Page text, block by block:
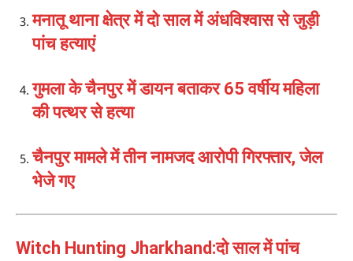
मनातू थाना क्षेत्र में दो साल में अंधविश्वास से जुड़ी
पांच हत्याएं
गुमला के चैनपुर में डायन बताकर 65 वर्षीय महिला
की पत्थर से हत्या
चैनपुर मामले में तीन नामजद आरोपी गिरफ्तार, जेल
भेजे गए
Witch Hunting Jharkhand:दो साल में पांच